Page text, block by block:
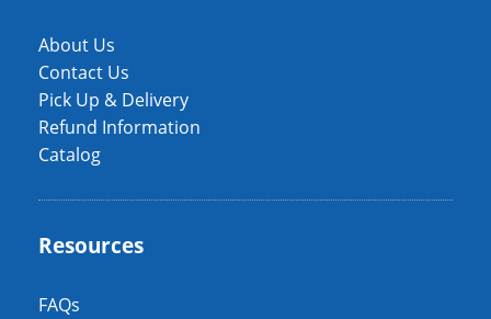
About Us
Contact Us
Pick Up & Delivery
Refund Information
Catalog
Resources
FAQs